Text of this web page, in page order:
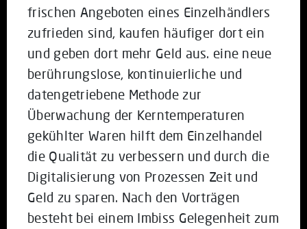
frischen Angeboten eines Einzelhändlers
zufrieden sind, kaufen häufiger dort ein
und geben dort mehr Geld aus. eine neue
berührungslose, kontinuierliche und
datengetriebene Methode zur
Überwachung der Kerntemperaturen
gekühlter Waren hilft dem Einzelhandel
die Qualität zu verbessern und durch die
Digitalisierung von Prozessen Zeit und
Geld zu sparen. Nach den Vorträgen
besteht bei einem Imbiss Gelegenheit zum